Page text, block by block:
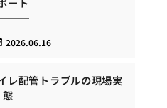
2026.06.16
レ配管トラブルの現場実
態